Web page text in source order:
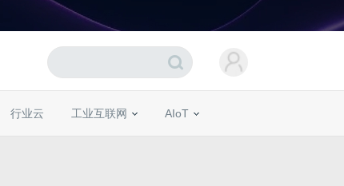
行业云 工业互联网 AIoT